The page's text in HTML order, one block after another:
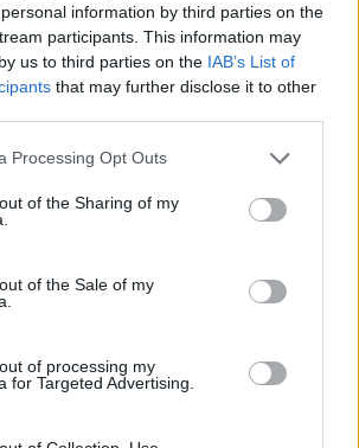
information by third parties on the
participants. This information may
us to third parties on the IAB’s List of
that may further disclose it to other
website/app uses one or more Google
or usage behaviour. You may click to
to Google and its third-party tags to
specified purposes in below Google
Processing Opt Outs
of the Sharing of my
of the Sale of my
of processing my
for Targeted Advertising.
megosztó,
és gyűlölködő” –
„Okot ad a gonosz
pajzsot ad nekik,
és kegyetlenek
hamis erénybe
izmus, a korunk gonosza